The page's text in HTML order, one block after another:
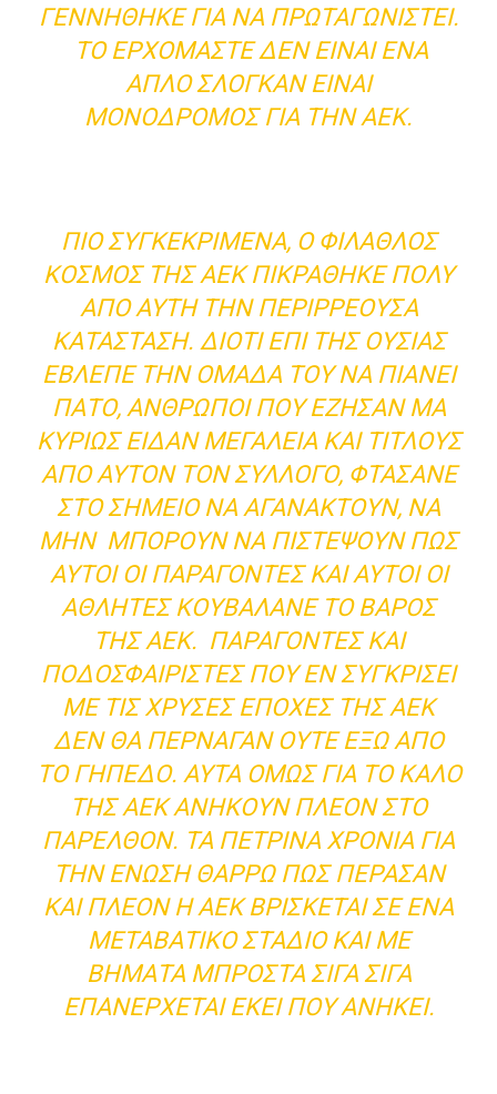
ΓΕΝΝΉΘΗΚΕ ΓΙΑ ΝΑ ΠΡΩΤΑΓΩΝΙΣΤΕΊ.
ΤΟ ΕΡΧΌΜΑΣΤΕ ΔΕΝ ΕΊΝΑΙ ΈΝΑ
ΑΠΛΌ ΣΛΌΓΚΑΝ ΕΊΝΑΙ
ΜΟΝΌΔΡΟΜΟΣ ΓΙΑ ΤΗΝ ΑΕΚ.
ΠΙΟ ΣΥΓΚΕΚΡΙΜΈΝΑ, Ο ΦΊΛΑΘΛΟΣ
ΚΌΣΜΟΣ ΤΗΣ ΑΕΚ ΠΙΚΡΆΘΗΚΕ ΠΟΛΎ
ΑΠΌ ΑΥΤΉ ΤΗΝ ΠΕΡΙΡΡΈΟΥΣΑ
ΚΑΤΆΣΤΑΣΗ. ΔΙΌΤΙ ΕΠΊ ΤΗΣ ΟΥΣΊΑΣ
ΈΒΛΕΠΕ ΤΗΝ ΟΜΆΔΑ ΤΟΥ ΝΑ ΠΙΆΝΕΙ
ΠΆΤΟ, ΆΝΘΡΩΠΟΙ ΠΟΥ ΈΖΗΣΑΝ ΜΑ
ΚΥΡΊΩΣ ΕΊΔΑΝ ΜΕΓΑΛΕΊΑ ΚΑΙ ΤΊΤΛΟΥΣ
ΑΠΌ ΑΥΤΌΝ ΤΟΝ ΣΎΛΛΟΓΟ, ΦΤΆΣΑΝΕ
ΣΤΟ ΣΗΜΕΊΟ ΝΑ ΑΓΑΝΑΚΤΟΎΝ, ΝΑ
ΜΗΝ ΜΠΟΡΟΎΝ ΝΑ ΠΙΣΤΈΨΟΥΝ ΠΩΣ
ΑΥΤΟΊ ΟΙ ΠΑΡΆΓΟΝΤΕΣ ΚΑΙ ΑΥΤΟΊ ΟΙ
ΑΘΛΗΤΈΣ ΚΟΥΒΑΛΆΝΕ ΤΟ ΒΆΡΟΣ
ΤΗΣ ΑΕΚ. ΠΑΡΆΓΟΝΤΕΣ ΚΑΙ
ΠΟΔΟΣΦΑΙΡΙΣΤΈΣ ΠΟΥ ΕΝ ΣΥΓΚΡΊΣΕΙ
ΜΕ ΤΙΣ ΧΡΥΣΈΣ ΕΠΟΧΈΣ ΤΗΣ ΑΕΚ
ΔΕΝ ΘΑ ΠΈΡΝΑΓΑΝ ΟΎΤΕ ΈΞΩ ΑΠΌ
ΤΟ ΓΉΠΕΔΟ. ΑΥΤΆ ΌΜΩΣ ΓΙΑ ΤΟ ΚΑΛΌ
ΤΗΣ ΑΕΚ ΑΝΉΚΟΥΝ ΠΛΈΟΝ ΣΤΟ
ΠΑΡΕΛΘΌΝ. ΤΑ ΠΈΤΡΙΝΑ ΧΡΌΝΙΑ ΓΙΑ
ΤΗΝ ΈΝΩΣΗ ΘΑΡΡΏ ΠΩΣ ΠΈΡΑΣΑΝ
ΚΑΙ ΠΛΈΟΝ Η ΑΕΚ ΒΡΊΣΚΕΤΑΙ ΣΕ ΈΝΑ
ΜΕΤΑΒΑΤΙΚΌ ΣΤΆΔΙΟ ΚΑΙ ΜΕ
ΒΉΜΑΤΑ ΜΠΡΟΣΤΆ ΣΊΓΑ ΣΊΓΑ
ΕΠΑΝΈΡΧΕΤΑΙ ΕΚΕΊ ΠΟΥ ΑΝΉΚΕΙ.